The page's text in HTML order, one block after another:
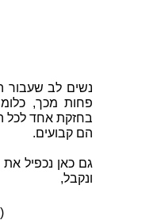
נשים לב שעבור
הם קבועים.
גם כאן נכפיל
ונקבל,